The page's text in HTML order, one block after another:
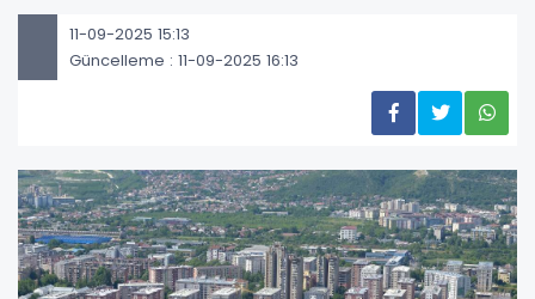
11-09-2025 15:13
Güncelleme : 11-09-2025 16:13